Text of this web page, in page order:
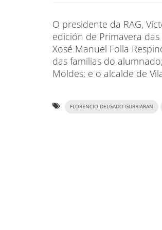
O presidente da RAG,
edición de Primavera
Xosé Manuel Folla
das familias do
Moldes; e o alcalde de
FLORENCIO DELGADO GURRIARAN